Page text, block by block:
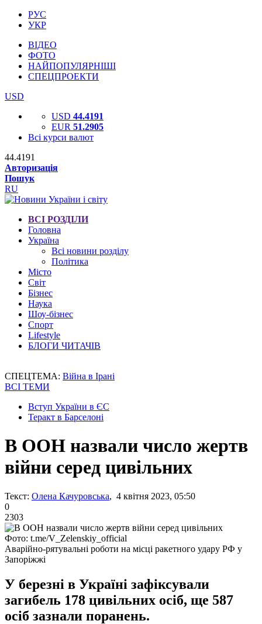
РУС
УКР
ВІДЕО
ФОТО
НАЙПОПУЛЯРНІШІ
СПЕЦПРОЕКТИ
USD
USD 44.4191
EUR 51.2905
Всі курси валют
44.4191
Авторизація
Пошук
RU
ВСІ РОЗДІЛИ
Головна
Україна
Всі новини розділу
Політика
Місто
Світ
Бізнес
Наука
Шоу-бізнес
Спорт
Lifestyle
БЛОГИ ЧИТАЧІВ
СПЕЦТЕМА: Війна в Ірані
ВСІ ТЕМИ
Вступ України в ЄС
Теракт в Барселоні
В ООН назвали число жертв
війни серед цивільних
Текст: Олена Качуровська, 4 квітня 2023, 05:50
0
2303
Фото: t.me/V_Zelenskiy_official
Аварійно-рятувальні роботи на місці ракетного удару РФ у
Запоріжжі
У березні в Україні зафіксували
загибель 178 цивільних осіб, ще 587
осіб зазнали поранень.